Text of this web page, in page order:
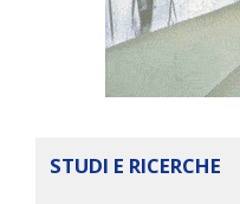
STUDI E RICERCHE